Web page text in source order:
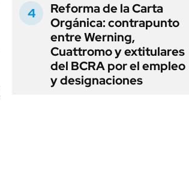
Reforma de la Carta
Orgánica: contrapunto
entre Werning,
Cuattromo y extitulares
del BCRA por el empleo
y designaciones